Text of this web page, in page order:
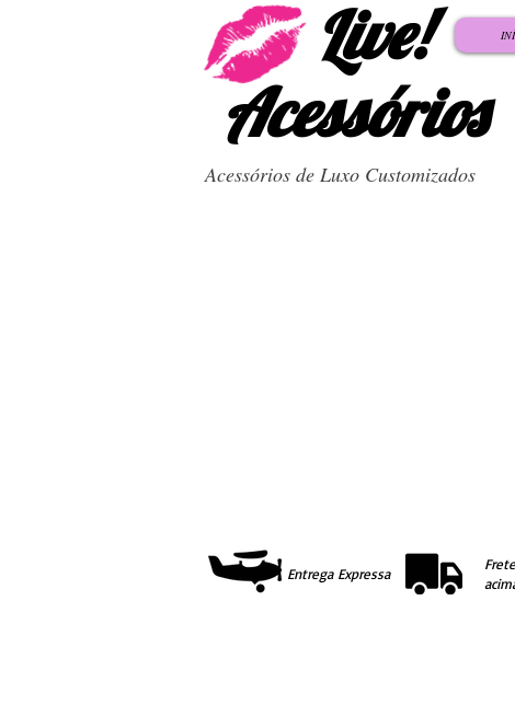
Live!
Acessórios
Acessórios de Luxo Customizados
Entrega Expressa